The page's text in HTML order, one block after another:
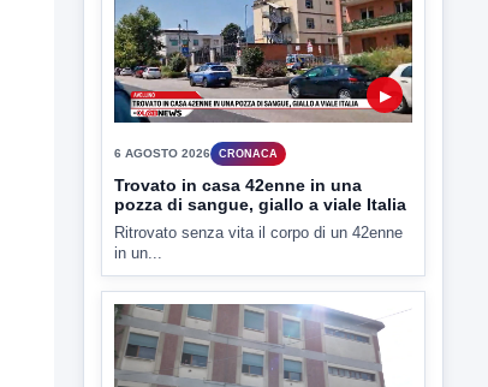
▶
6 AGOSTO 2026 CRONACA
Trovato in casa 42enne in una
pozza di sangue, giallo a viale Italia
Ritrovato senza vita il corpo di un 42enne
in un...